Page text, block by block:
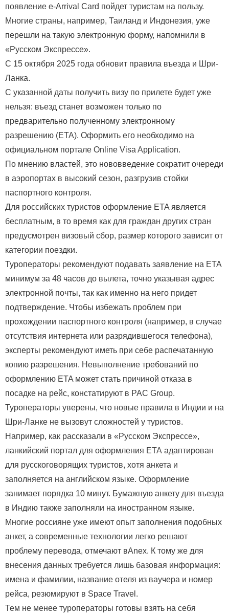
появление e-Arrival Card пойдет туристам на пользу.
Многие страны, например, Таиланд и Индонезия, уже
перешли на такую электронную форму, напомнили в
«Русском Экспрессе».
С 15 октября 2025 года обновит правила въезда и Шри-
Ланка.
С указанной даты получить визу по прилете будет уже
нельзя: въезд станет возможен только по
предварительно полученному электронному
разрешению (ETA). Оформить его необходимо на
официальном портале Online Visa Application.
По мнению властей, это нововведение сократит очереди
в аэропортах в высокий сезон, разгрузив стойки
паспортного контроля.
Для российских туристов оформление ETA является
бесплатным, в то время как для граждан других стран
предусмотрен визовый сбор, размер которого зависит от
категории поездки.
Туроператоры рекомендуют подавать заявление на ETA
минимум за 48 часов до вылета, точно указывая адрес
электронной почты, так как именно на него придет
подтверждение. Чтобы избежать проблем при
прохождении паспортного контроля (например, в случае
отсутствия интернета или разрядившегося телефона),
эксперты рекомендуют иметь при себе распечатанную
копию разрешения. Невыполнение требований по
оформлению ETA может стать причиной отказа в
посадке на рейс, констатируют в PAC Group.
Туроператоры уверены, что новые правила в Индии и на
Шри-Ланке не вызовут сложностей у туристов.
Например, как рассказали в «Русском Экспрессе»,
ланкийский портал для оформления ЕТА адаптирован
для русскоговорящих туристов, хотя анкета и
заполняется на английском языке. Оформление
занимает порядка 10 минут. Бумажную анкету для въезда
в Индию также заполняли на иностранном языке.
Многие россияне уже имеют опыт заполнения подобных
анкет, а современные технологии легко решают
проблему перевода, отмечают вAnex. К тому же для
внесения данных требуется лишь базовая информация:
имена и фамилии, название отеля из ваучера и номер
рейса, резюмируют в Space Travel.
Тем не менее туроператоры готовы взять на себя